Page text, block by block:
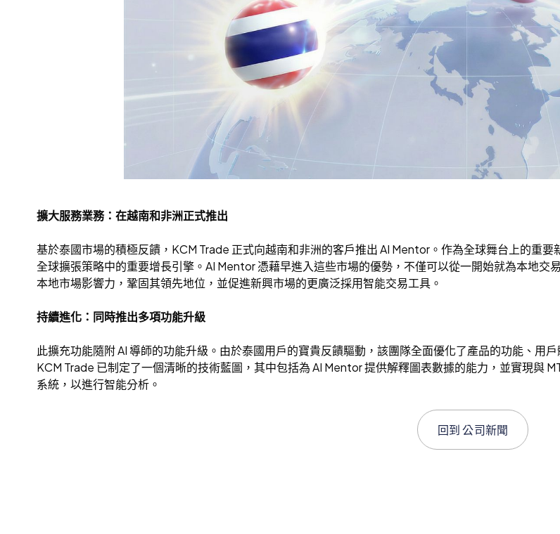
擴大服務業務：在越南和非洲正式推出
基於泰國市場的積極反饋，KCM Trade 正式向越南和非洲的客戶推出 AI Mentor。作為全球舞台上的重
全球擴張策略中的重要增長引擎。AI Mentor 憑藉早進入這些市場的優勢，不僅可以從一開始就為本地
本地市場影響力，鞏固其領先地位，並促進新興市場的更廣泛採用智能交易工具。
持續進化：同時推出多項功能升級
此擴充功能隨附 AI 導師的功能升級。由於泰國用戶的寶貴反饋驅動，該團隊全面優化了產品的功能、用
KCM Trade 已制定了一個清晰的技術藍圖，其中包括為 AI Mentor 提供解釋圖表數據的能力，並實現與
系統，以進行智能分析。
回到公司新聞